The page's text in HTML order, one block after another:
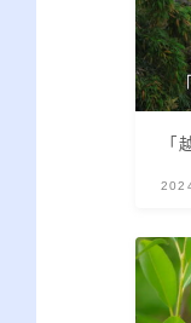
「